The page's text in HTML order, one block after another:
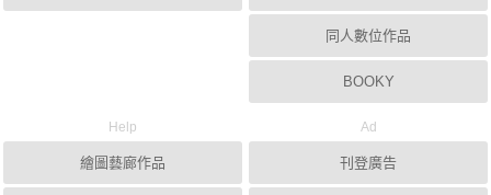
同人數位作品
BOOKY
Help
繪圖藝廊作品
Ad
刊登廣告